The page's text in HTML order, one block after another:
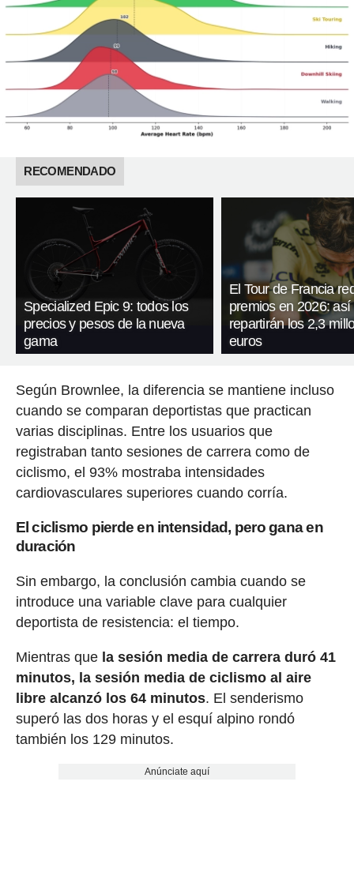
RECOMENDADO
Specialized Epic 9: todos los
precios y pesos de la nueva
gama
El Tour de Francia
premios en 2026: así
repartirán los 2,3
euros
Según Brownlee, la diferencia se mantiene incluso
cuando se comparan deportistas que practican
varias disciplinas. Entre los usuarios que
registraban tanto sesiones de carrera como de
ciclismo, el 93% mostraba intensidades
cardiovasculares superiores cuando corría.
El ciclismo pierde en intensidad, pero gana en
duración
Sin embargo, la conclusión cambia cuando se
introduce una variable clave para cualquier
deportista de resistencia: el tiempo.
Mientras que la sesión media de carrera duró 41
minutos, la sesión media de ciclismo al aire
libre alcanzó los 64 minutos. El senderismo
superó las dos horas y el esquí alpino rondó
también los 129 minutos.
Anúnciate aquí